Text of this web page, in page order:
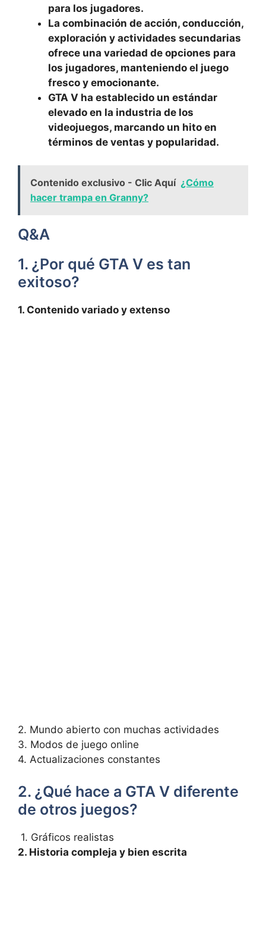
para los jugadores.
La combinación de ⁣acción, conducción,
exploración y actividades secundarias
ofrece una variedad de opciones para
los jugadores, manteniendo el juego
fresco y emocionante.
GTA V ha​ establecido​ un estándar
⁢elevado en la industria‌ de los
videojuegos, marcando un hito en
términos de ventas y popularidad.
Contenido exclusivo - Clic Aquí ¿Cómo
hacer trampa en Granny?
Q&A
1. ¿Por qué GTA ​V es tan⁢
exitoso?
1. ⁢Contenido variado y ‌extenso
2. Mundo abierto con muchas actividades
⁣3. Modos de juego online
4. Actualizaciones constantes
2. ¿Qué hace a GTA V diferente
de otros juegos?
‌ 1. Gráficos realistas
2.​ Historia compleja y ⁤bien escrita